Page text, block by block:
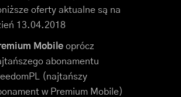
oferty aktualne są na
13.04.2018
Mobile oprócz
abonamentu
(najtańszy
w Premium Mobile)